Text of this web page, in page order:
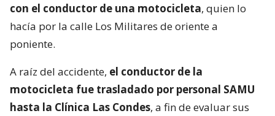
con el conductor de una motocicleta, quien lo
hacía por la calle Los Militares de oriente a
poniente.
A raíz del accidente, el conductor de la
motocicleta fue trasladado por personal SAMU
hasta la Clínica Las Condes, a fin de evaluar sus